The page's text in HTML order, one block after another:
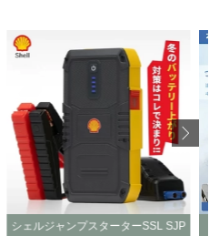
プスターターSSL SJP キズ消し ワッ